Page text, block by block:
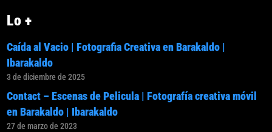
Lo +
Caída al Vacio | Fotografia Creativa en Barakaldo |
Ibarakaldo
3 de diciembre de 2025
Contact – Escenas de Pelicula | Fotografía creativa móvil
en Barakaldo | Ibarakaldo
27 de marzo de 2023